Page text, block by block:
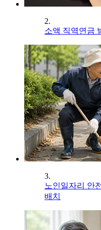
2.
소액 직역연금
3.
노인일자리 안
배치